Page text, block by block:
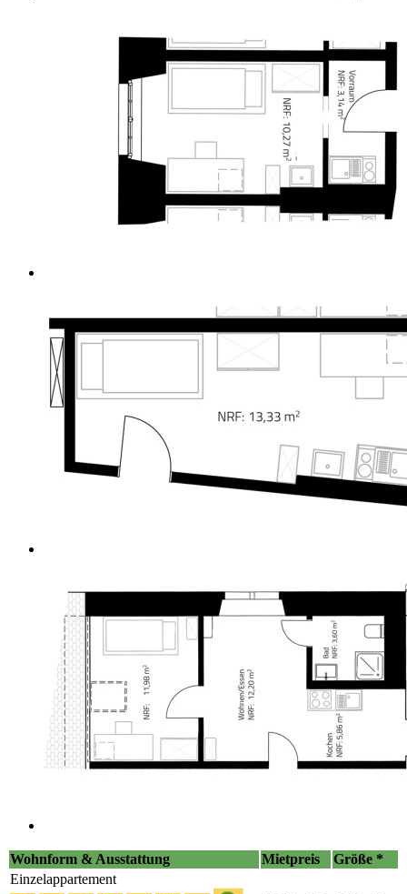
Wohnform & Ausstattung Mietpreis
Größe *
Einzelappartement